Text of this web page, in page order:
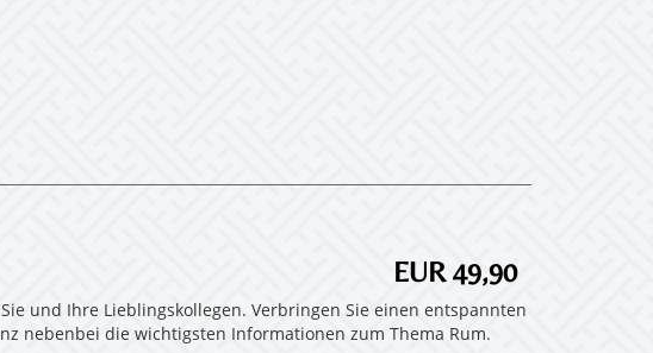
EUR 49,90
und Ihre Lieblingskollegen. Verbringen Sie einen entspannten
nebenbei die wichtigsten Informationen zum Thema Rum.